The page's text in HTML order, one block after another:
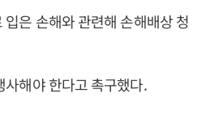
은 손해와 관련해 손해배상 청
해야 한다고 촉구했다.